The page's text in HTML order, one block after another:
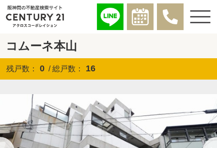
コムーネ本山
残戸数： 0 / 総戸数： 16